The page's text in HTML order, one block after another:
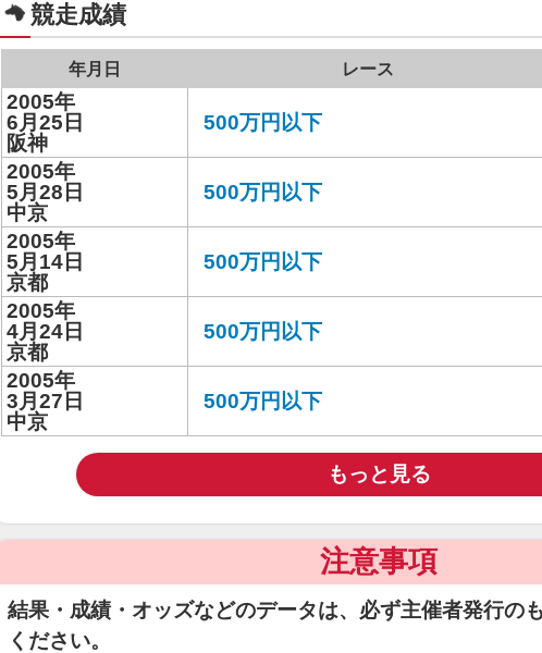
競走成績
年月日 レース
2005年
6月25日
阪神
500万円以下
2005年
5月28日
中京
500万円以下
2005年
5月14日
京都
500万円以下
2005年
4月24日
京都
500万円以下
2005年
3月27日
中京
500万円以下
もっと見る
注意事項
結果・成績・オッズなどのデータは、必ず主催者発行の
ください。